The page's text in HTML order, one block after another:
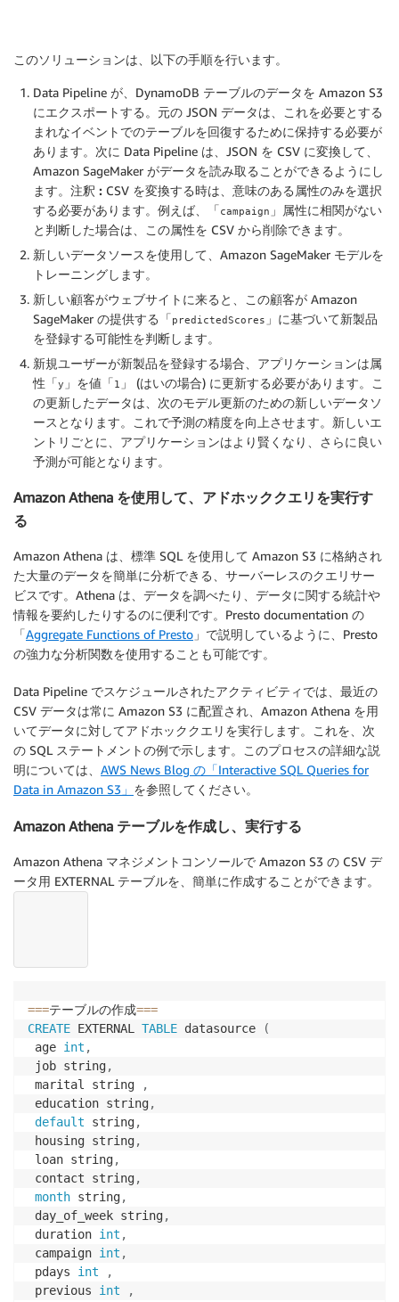
このソリューションは、以下の手順を行います。
Data Pipeline が、DynamoDB テーブルのデータを Amazon S3
にエクスポートする。元の JSON データは、これを必要とする
まれなイベントでのテーブルを回復するために保持する必要が
あります。次に Data Pipeline は、JSON を CSV に変換して、
Amazon SageMaker がデータを読み取ることができるようにし
ます。 注釈 : CSV を変換する時は、意味のある属性のみを選択
する必要があります。例えば、「campaign 」属性に相関がない
と判断した場合は、この属性を CSV から削除できます。
新しいデータソースを使用して、Amazon SageMaker モデルを
トレーニングします。
新しい顧客がウェブサイトに来ると、この顧客が Amazon
SageMaker の提供する「predictedScores 」に基づいて新製品
を登録する可能性を判断します。
新規ユーザーが新製品を登録する場合、アプリケーションは属
性「y 」を値「1 」 (はいの場合) に更新する必要があります。こ
の更新したデータは、次のモデル更新のための新しいデータソ
ースとなります。これで予測の精度を向上させます。新しいエ
ントリごとに、アプリケーションはより賢くなり、さらに良い
予測が可能となります。
Amazon Athena を使用して、アドホッククエリを実行す
る
Amazon Athena は、標準 SQL を使用して Amazon S3 に格納され
た大量のデータを簡単に分析できる、サーバーレスのクエリサー
ビスです。Athena は、データを調べたり、データに関する統計や
情報を要約したりするのに便利です。Presto documentation の
「Aggregate Functions of Presto 」で説明しているように、Presto
の強力な分析関数を使用することも可能です。
Data Pipeline でスケジュールされたアクティビティでは、最近の
CSV データは常に Amazon S3 に配置され、Amazon Athena を用
いてデータに対してアドホッククエリを実行します。これを、次
の SQL ステートメントの例で示します。このプロセスの詳細な説
明については、 AWS News Blog の「Interactive SQL Queries for
Data in Amazon S3」 を参照してください。
Amazon Athena テーブルを作成し、実行する
Amazon Athena マネジメントコンソールで Amazon S3 の CSV デ
ータ用 EXTERNAL テーブルを、簡単に作成することができます。
===テーブルの作成===
CREATE EXTERNAL TABLE datasource
(
age int ,
job string,
marital string
,
education string,
default string,
housing string,
loan string,
contact string,
month string,
day_of_week string,
duration int ,
campaign int ,
pdays int
,
previous int ,